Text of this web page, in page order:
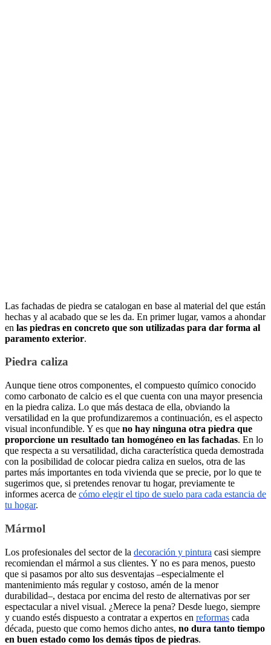
Las fachadas de piedra se catalogan en base al material del que están
hechas y al acabado que se les da. En primer lugar, vamos a ahondar
en las piedras en concreto que son utilizadas para dar forma al
paramento exterior.
Piedra caliza
Aunque tiene otros componentes, el compuesto químico conocido
como carbonato de calcio es el que cuenta con una mayor presencia
en la piedra caliza. Lo que más destaca de ella, obviando la
versatilidad en la que profundizaremos a continuación, es el aspecto
visual inconfundible. Y es que no hay ninguna otra piedra que
proporcione un resultado tan homogéneo en las fachadas. En lo
que respecta a su versatilidad, dicha característica queda demostrada
con la posibilidad de colocar piedra caliza en suelos, otra de las
partes más importantes en toda vivienda que se precie, por lo que te
sugerimos que, si pretendes renovar tu hogar, previamente te
informes acerca de cómo elegir el tipo de suelo para cada estancia de
tu hogar.
Mármol
Los profesionales del sector de la decoración y pintura casi siempre
recomiendan el mármol a sus clientes. Y no es para menos, puesto
que si pasamos por alto sus desventajas –especialmente el
mantenimiento más regular y costoso, amén de la menor
durabilidad–, destaca por encima del resto de alternativas por ser
espectacular a nivel visual. ¿Merece la pena? Desde luego, siempre
y cuando estés dispuesto a contratar a expertos en reformas cada
década, puesto que como hemos dicho antes, no dura tanto tiempo
en buen estado como los demás tipos de piedras.